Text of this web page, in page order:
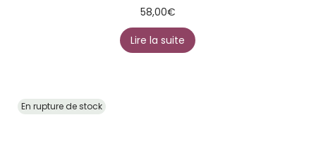
58,00€
Lire la suite
En rupture de stock